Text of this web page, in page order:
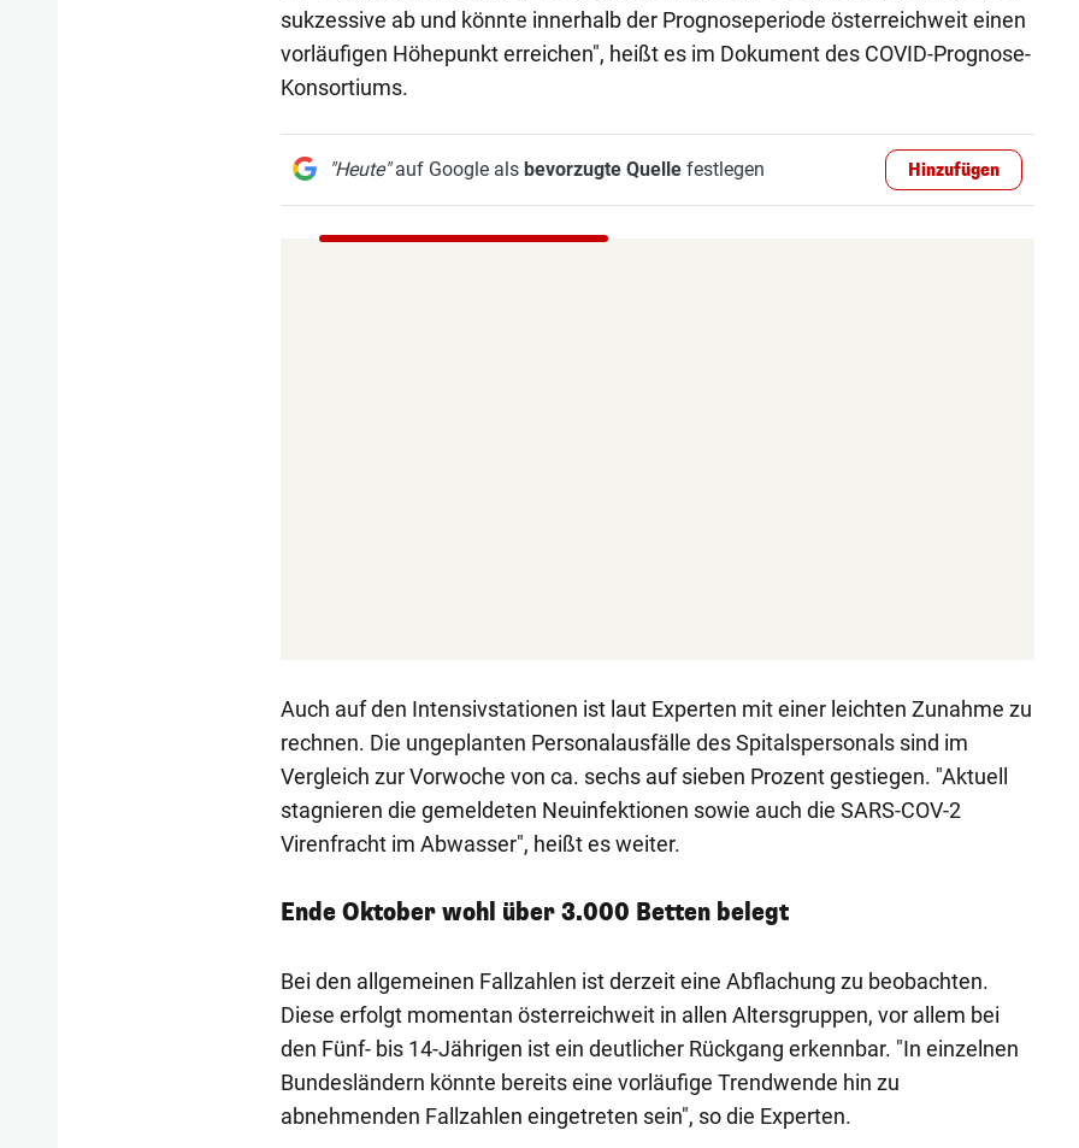
sukzessive ab und könnte innerhalb der Prognoseperiode österreichweit einen
vorläufigen Höhepunkt erreichen", heißt es im Dokument des COVID-Prognose-
Konsortiums.
"Heute"auf Google als bevorzugte Quellefestlegen Hinzufügen
Auch auf den Intensivstationen ist laut Experten mit einer leichten Zunahme zu
rechnen. Die ungeplanten Personalausfälle des Spitalspersonals sind im
Vergleich zur Vorwoche von ca. sechs auf sieben Prozent gestiegen. "Aktuell
stagnieren die gemeldeten Neuinfektionen sowie auch die SARS-COV-2
Virenfracht im Abwasser", heißt es weiter.
Ende Oktober wohl über 3.000 Betten belegt
Bei den allgemeinen Fallzahlen ist derzeit eine Abflachung zu beobachten.
Diese erfolgt momentan österreichweit in allen Altersgruppen, vor allem bei
den Fünf- bis 14-Jährigen ist ein deutlicher Rückgang erkennbar. "In einzelnen
Bundesländern könnte bereits eine vorläufige Trendwende hin zu
abnehmenden Fallzahlen eingetreten sein", so die Experten.